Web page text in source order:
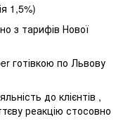
1,5%)
з тарифів Нової
готівкою по Львову
до клієнтів ,
реакцію стосовно